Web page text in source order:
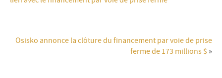
Osisko annonce la clôture du financement par voie de prise
ferme de 173 millions $ »